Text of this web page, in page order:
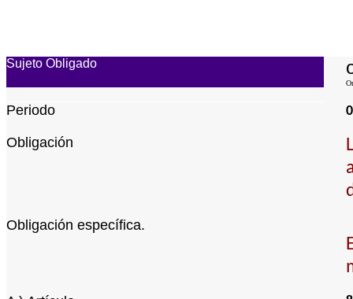
Sujeto Obligado
Periodo
Obligación
Obligación específica.